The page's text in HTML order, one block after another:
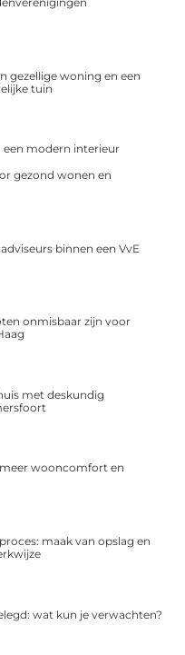
gezellige woning en een
tuin
een modern interieur
gezond wonen en
binnen een VvE
onmisbaar zijn voor
met deskundig
wooncomfort en
maak van opslag en
wat kun je verwachten?